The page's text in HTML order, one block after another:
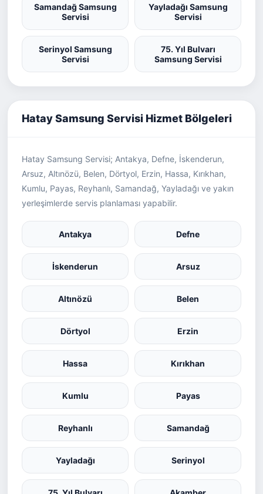
Samandağ Samsung
Servisi
Yayladağı Samsung
Servisi
Serinyol Samsung
Servisi
75. Yıl Bulvarı
Samsung Servisi
Hatay Samsung Servisi Hizmet Bölgeleri
Hatay Samsung Servisi; Antakya, Defne, İskenderun,
Arsuz, Altınözü, Belen, Dörtyol, Erzin, Hassa, Kırıkhan,
Kumlu, Payas, Reyhanlı, Samandağ, Yayladağı ve yakın
yerleşimlerde servis planlaması yapabilir.
Antakya Defne
İskenderun Arsuz
Altınözü Belen
Dörtyol Erzin
Hassa Kırıkhan
Kumlu Payas
Reyhanlı Samandağ
Yayladağı Serinyol